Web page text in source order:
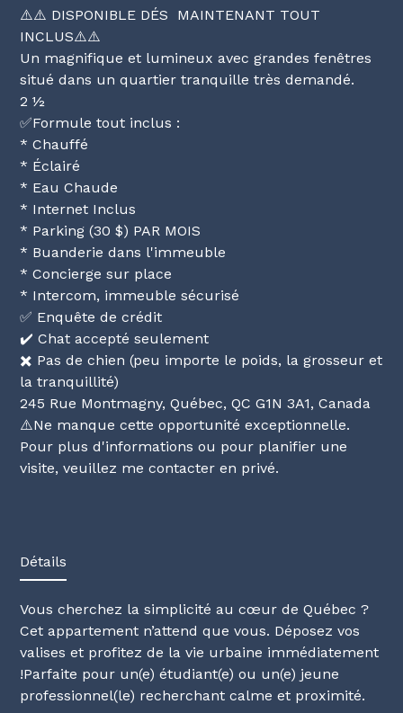
⚠️⚠️ DISPONIBLE DÉS MAINTENANT TOUT
INCLUS⚠️⚠️
Un magnifique et lumineux avec grandes fenêtres
situé dans un quartier tranquille très demandé.
2 ½
✅Formule tout inclus :
* Chauffé
* Éclairé
* Eau Chaude
* Internet Inclus
* Parking (30 $) PAR MOIS
* Buanderie dans l'immeuble
* Concierge sur place
* Intercom, immeuble sécurisé
✅ Enquête de crédit
✔️ Chat accepté seulement
✖️ Pas de chien (peu importe le poids, la grosseur et
la tranquillité)
245 Rue Montmagny, Québec, QC G1N 3A1, Canada
⚠️Ne manque cette opportunité exceptionnelle.
Pour plus d'informations ou pour planifier une
visite, veuillez me contacter en privé.
Détails
Vous cherchez la simplicité au cœur de Québec ?
Cet appartement n’attend que vous. Déposez vos
valises et profitez de la vie urbaine immédiatement
!Parfaite pour un(e) étudiant(e) ou un(e) jeune
professionnel(le) recherchant calme et proximité.